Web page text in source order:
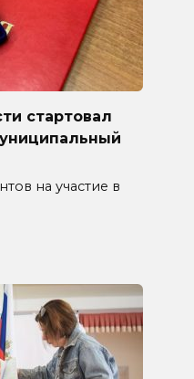
стартовал
на участие в